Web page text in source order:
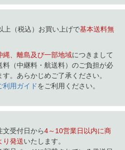
上（税込）お買い上げで基本送料無
縄、離島及び一部地域につきまして
料（中継料・航送料）のご負担が必
す。あらかじめご了承ください。
利用ガイドをご利用ください。
文受付日から4～10営業日以内に商
り発送いたします。